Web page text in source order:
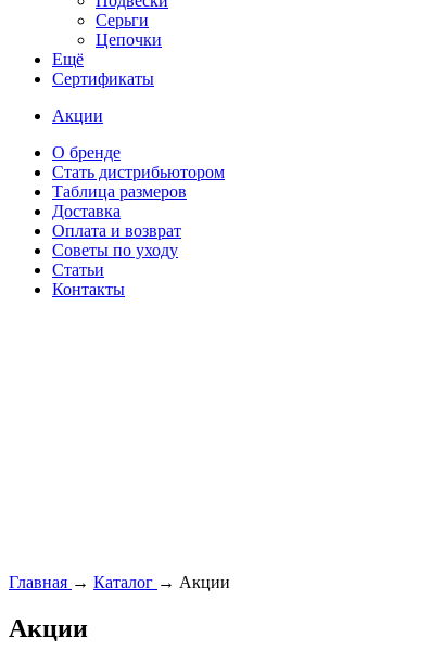
Серьги
Цепочки
Ещё
Сертификаты
Акции
О бренде
Стать дистрибьютором
Таблица размеров
Доставка
Оплата и возврат
Советы по уходу
Статьи
Контакты
Главная → Каталог → Акции
Акции